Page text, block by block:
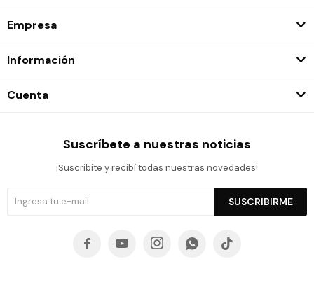
Empresa
Información
Cuenta
Suscríbete a nuestras noticias
¡Suscribite y recibí todas nuestras novedades!
SUSCRIBIRME
    